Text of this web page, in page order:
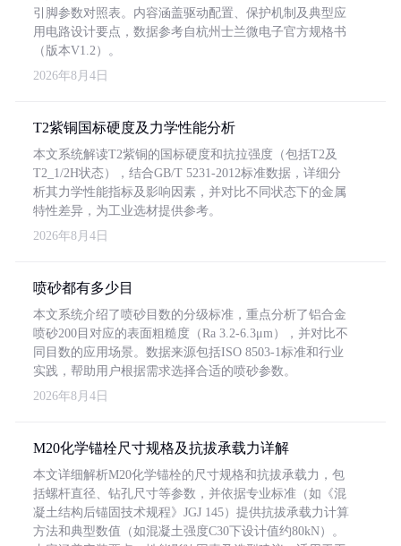
引脚参数对照表。内容涵盖驱动配置、保护机制及典型应
用电路设计要点，数据参考自杭州士兰微电子官方规格书
（版本V1.2）。
2026年8月4日
T2紫铜国标硬度及力学性能分析
本文系统解读T2紫铜的国标硬度和抗拉强度（包括T2及
T2_1/2H状态），结合GB/T 5231-2012标准数据，详细分
析其力学性能指标及影响因素，并对比不同状态下的金属
特性差异，为工业选材提供参考。
2026年8月4日
喷砂都有多少目
本文系统介绍了喷砂目数的分级标准，重点分析了铝合金
喷砂200目对应的表面粗糙度（Ra 3.2-6.3μm），并对比不
同目数的应用场景。数据来源包括ISO 8503-1标准和行业
实践，帮助用户根据需求选择合适的喷砂参数。
2026年8月4日
M20化学锚栓尺寸规格及抗拔承载力详解
本文详细解析M20化学锚栓的尺寸规格和抗拔承载力，包
括螺杆直径、钻孔尺寸等参数，并依据专业标准（如《混
凝土结构后锚固技术规程》JGJ 145）提供抗拔承载力计算
方法和典型数值（如混凝土强度C30下设计值约80kN）。